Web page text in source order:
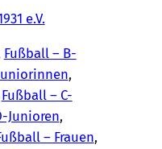
e.V.
Fußball – B-
,
Fußball – C-
Junioren ,
– Frauen ,